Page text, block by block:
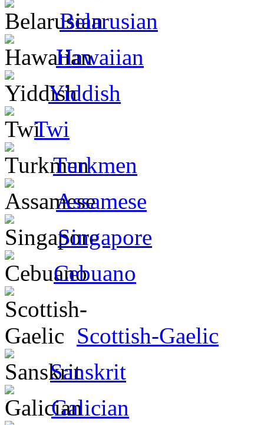
Belarusian
Hawaiian
Yiddish
Twi
Turkmen
Assamese
Singapore
Cebuano
Scottish-Gaelic
Sanskrit
Galician